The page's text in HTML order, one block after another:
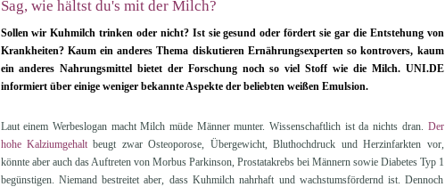
Sag, wie hältst du's mit der Milch?
Sollen wir Kuhmilch trinken oder nicht? Ist sie gesund oder fördert sie gar die Entstehung von
Krankheiten? Kaum ein anderes Thema diskutieren Ernährungsexperten so kontrovers, kaum
ein anderes Nahrungsmittel bietet der Forschung noch so viel Stoff wie die Milch. UNI.DE
informiert über einige weniger bekannte Aspekte der beliebten weißen Emulsion.
Laut einem Werbeslogan macht Milch müde Männer munter. Wissenschaftlich ist da nichts dran. Der
hohe Kalziumgehaltbeugt zwar Osteoporose, Übergewicht, Bluthochdruck und Herzinfarkten vor,
könnte aber auch das Auftreten von Morbus Parkinson, Prostatakrebs bei Männern sowie Diabetes Typ 1
begünstigen. Niemand bestreitet aber, dass Kuhmilch nahrhaft und wachstumsfördernd ist. Dennoch